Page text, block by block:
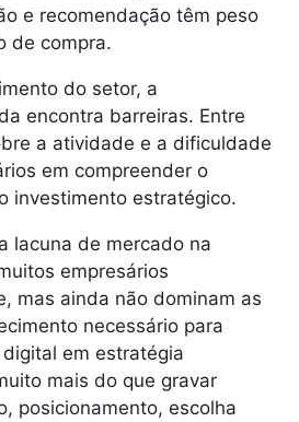
e recomendação têm peso
de compra.
do setor, a
encontra barreiras. Entre
a atividade e a dificuldade
em compreender o
investimento estratégico.
lacuna de mercado na
empresários
mas ainda não dominam as
necessário para
em estratégia
mais do que gravar
posicionamento, escolha